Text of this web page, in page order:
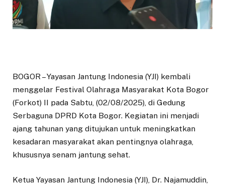
BOGOR – Yayasan Jantung Indonesia (YJI) kembali
menggelar Festival Olahraga Masyarakat Kota Bogor
(Forkot) II pada Sabtu, (02/08/2025), di Gedung
Serbaguna DPRD Kota Bogor. Kegiatan ini menjadi
ajang tahunan yang ditujukan untuk meningkatkan
kesadaran masyarakat akan pentingnya olahraga,
khususnya senam jantung sehat.
Ketua Yayasan Jantung Indonesia (YJI), Dr. Najamuddin,